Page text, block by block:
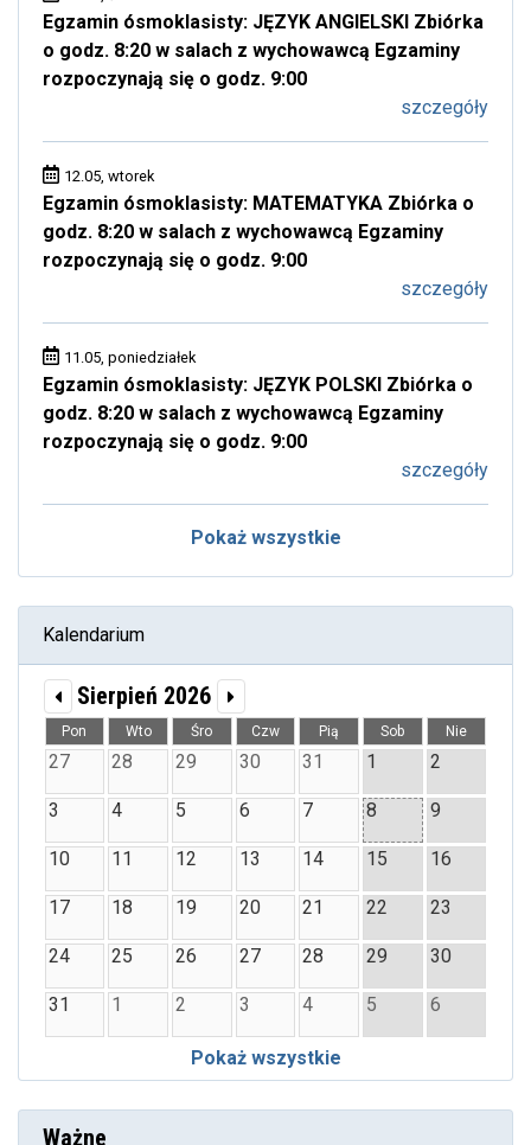
Egzamin ósmoklasisty: JĘZYK ANGIELSKI Zbiórka
o godz. 8:20 w salach z wychowawcą Egzaminy
rozpoczynają się o godz. 9:00
szczegóły
12.05, wtorek
Egzamin ósmoklasisty: MATEMATYKA Zbiórka o
godz. 8:20 w salach z wychowawcą Egzaminy
rozpoczynają się o godz. 9:00
szczegóły
11.05, poniedziałek
Egzamin ósmoklasisty: JĘZYK POLSKI Zbiórka o
godz. 8:20 w salach z wychowawcą Egzaminy
rozpoczynają się o godz. 9:00
szczegóły
Pokaż wszystkie
Kalendarium
Sierpień 2026
Pon Wto Śro Czw Pią Sob Nie
27 28 29 30 31 1 2
3 4 5 6 7 8 9
10 11 12 13 14 15 16
17 18 19 20 21 22 23
24 25 26 27 28 29 30
31 1 2 3 4 5 6
Pokaż wszystkie
Ważne